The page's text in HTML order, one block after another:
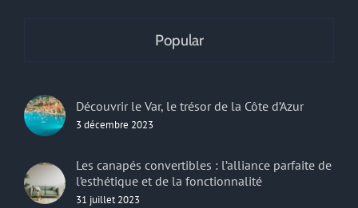
Popular
Découvrir le Var, le trésor de la Côte d’Azur
3 décembre 2023
Les canapés convertibles : l’alliance parfaite de
l’esthétique et de la fonctionnalité
31 juillet 2023